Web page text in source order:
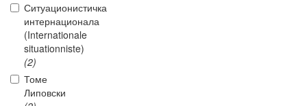
Ситуационистичка
интернационала
(Internationale
situationniste)
(2)
Томе
Липовски